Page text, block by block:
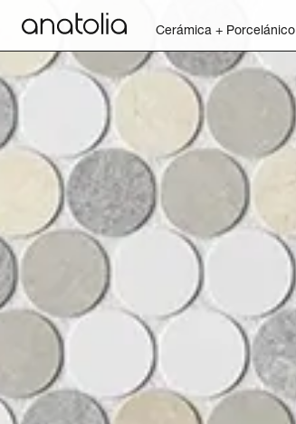
Cerámica + Porcelánico
Cerámica + Porcelánico
Piedra natural
Placa sinterizada
Mosaicos
Accesorios
Descubra
Revista